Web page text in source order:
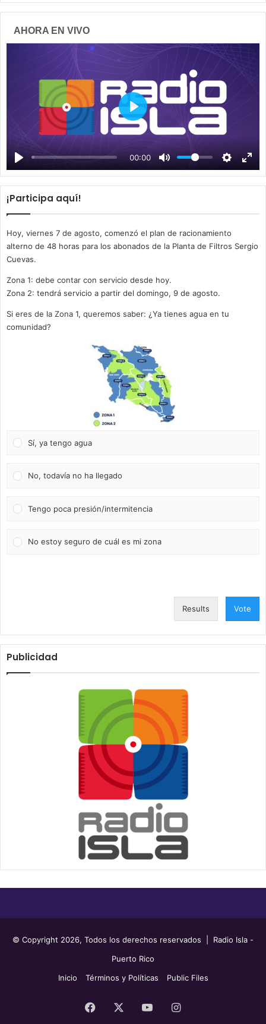
AHORA EN VIVO
00:00
P
a
y
¡Participa aquí!
Hoy, viernes 7 de agosto, comenzó el plan de racionamiento
alterno de 48 horas para los abonados de la Planta de Filtros Sergio
Cuevas.
Zona 1: debe contar con servicio desde hoy.
Zona 2: tendrá servicio a partir del domingo, 9 de agosto.
Si eres de la Zona 1, queremos saber: ¿Ya tienes agua en tu
comunidad?
Sí, ya tengo agua
No, todavía no ha llegado
Tengo poca presión/intermitencia
No estoy seguro de cuál es mi zona
Results Vote
Publicidad
© Copyright 2026, Todos los derechos reservados | Radio Isla -
Puerto Rico
Inicio
Términos y Políticas Public Files
Facebook YouTubeInstagram